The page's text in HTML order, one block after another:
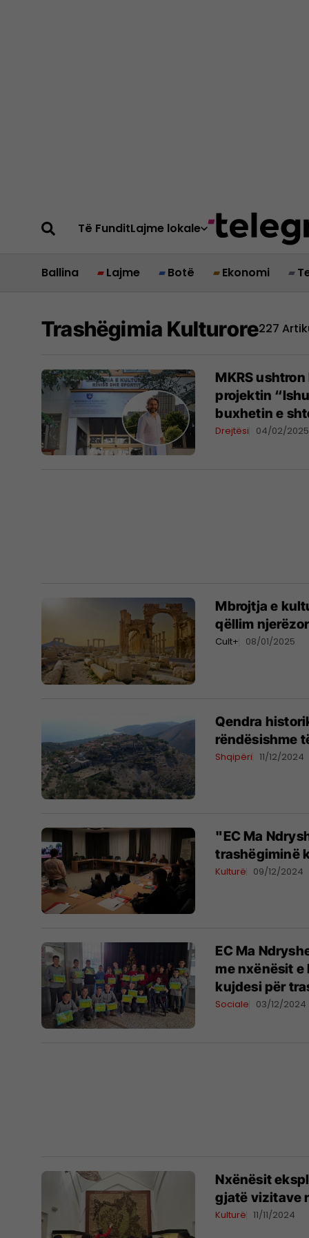
Të FunditLajme lokale
Ballina Lajme Botë Ekonomi
Trashëgimia Kulturore227
MKRS
projektin
buxhetin e
Drejtësi 04/02/2025
Mbrojtja e
qëllim njerëzor
Cult+ 08/01/2025
Qendra
rëndësishme
Shqipëri 11/12/2024
"EC Ma
trashëgiminë
Kulturë 09/12/2024
EC Ma
me nxënësit
kujdesi për
Sociale 03/12/2024
Nxënësit
gjatë vizitave
Kulturë 11/11/2024